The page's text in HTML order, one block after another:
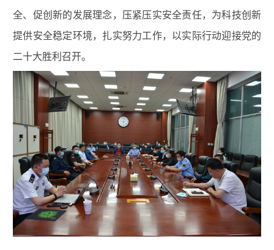
全、促创新的发展理念，压紧压实安全责任，为科技创新
提供安全稳定环境，扎实努力工作，以实际行动迎接党的
二十大胜利召开。